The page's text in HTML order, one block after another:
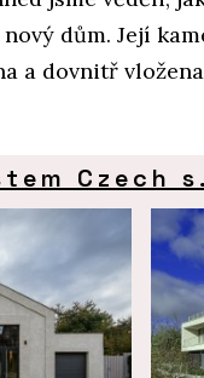
dům. Její
a dovnitř
Czech